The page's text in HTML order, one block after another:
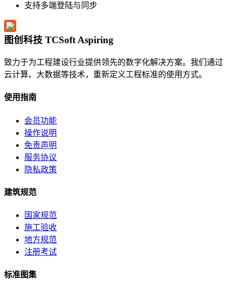
支持多端登陆与同步
图创科技 TCSoft Aspiring
致力于为工程建设行业提供领先的数字化解决方案。我们通过
云计算、大数据等技术，重新定义工程标准的使用方式。
使用指南
会员功能
操作说明
免责声明
服务协议
隐私政策
建筑规范
国家规范
施工验收
地方规范
注册考试
标准图集